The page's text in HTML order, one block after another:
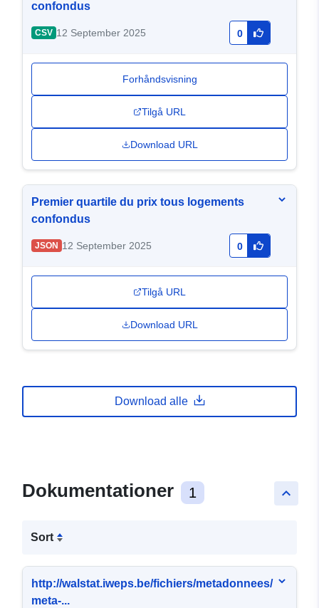
confondus
CSV 12 September 2025 0
Forhåndsvisning
Tilgå URL
Download URL
Premier quartile du prix tous logements
confondus
JSON 12 September 2025 0
Tilgå URL
Download URL
Download alle
keyboard_arrow_up
Dokumentationer 1
Sort
http://walstat.iweps.be/fichiers/metadonnees/
meta-...